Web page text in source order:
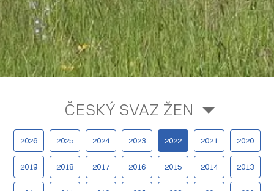
ČESKÝ SVAZ ŽEN
2026 2025 2024 2023 2022 2021 2020
2019 2018 2017 2016 2015 2014 2013